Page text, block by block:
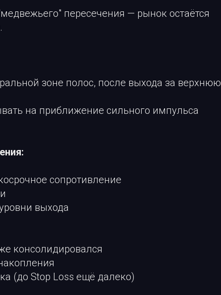
пересечения — рынок остаётся
зоне полос, после выхода за верхнюю
на приближение сильного импульса
сопротивление
выхода
консолидировался
(до Stop Loss ещё далеко)